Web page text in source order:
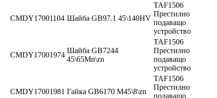
CMDY17001104 Шайба GB97.1 45\140HV
TAF1506
Престилно
подаващо
устройство
CMDY17001974
Шайба GB7244
45\65Mn\zn
TAF1506
Престилно
подаващо
устройство
CMDY17001981 Гайка GB6170 M45\8\zn
TAF1506
Престилно
подаващо